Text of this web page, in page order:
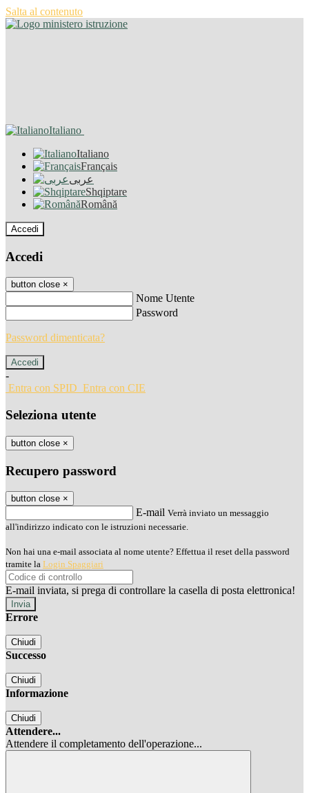
Salta al contenuto
Italiano
Italiano
Français
عربى
Shqiptare
Română
Accedi
Accedi
button close ×
Nome Utente
Password
Password dimenticata?
-
Entra con SPID Entra con CIE
Seleziona utente
button close ×
Recupero password
button close ×
E-mail Verrà inviato un messaggio
all'indirizzo indicato con le istruzioni necessarie.
Non hai una e-mail associata al nome utente? Effettua il reset della password
tramite la Login Spaggiari
E-mail inviata, si prega di controllare la casella di posta elettronica!
Errore
Chiudi
Successo
Chiudi
Informazione
Chiudi
Attendere...
Attendere il completamento dell'operazione...